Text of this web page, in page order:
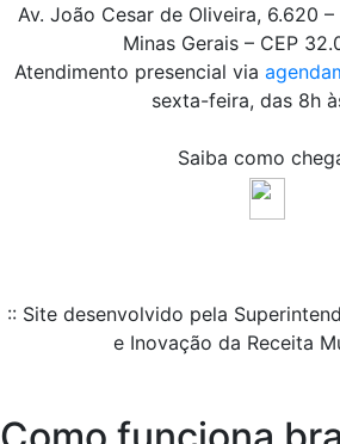
Av. João Cesar de Oliveira, 6.620
Minas Gerais – CEP
Atendimento presencial via
sexta-feira, das 8h
Saiba como
:: Site desenvolvido pela
e Inovação da Receita